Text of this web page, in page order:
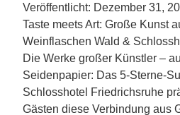
Veröffentlicht: Dezember 31,
Taste meets Art: Große Kunst
Weinflaschen Wald &
Die Werke großer Künstler –
Seidenpapier: Das 5-Sterne-
Schlosshotel Friedrichsruhe
Gästen diese Verbindung aus